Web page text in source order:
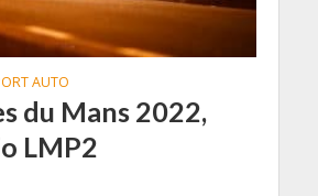
AUTO
du Mans 2022,
LMP2